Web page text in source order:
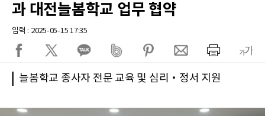
과 대전늘봄학교 업무 협약
입력 : 2025-05-15 17:35
늘봄학교 종사자 전문 교육 및 심리‧정서 지원